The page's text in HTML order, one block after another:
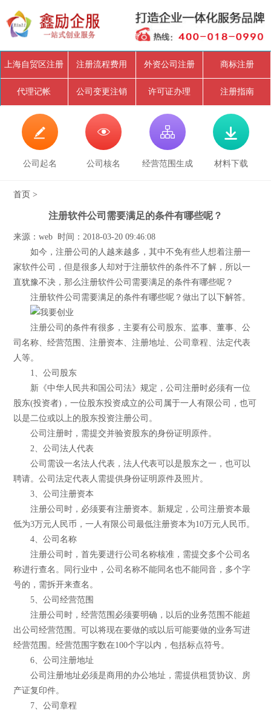
上海自贸区注册 注册流程费用 外资公司注册 商标注册
代理记帐 公司变更注销 许可证办理 注册指南

公司起名

公司核名

经营范围生成

材料下载
首页 >
注册软件公司需要满足的条件有哪些呢？
来源：web 时间：2018-03-20 09:46:08
如今，注册公司的人越来越多，其中不免有些人想着注册一
家软件公司，但是很多人却对于注册软件的条件不了解，所以一
直犹豫不决，那么注册软件公司需要满足的条件有哪些呢？
注册软件公司需要满足的条件有哪些呢？做出了以下解答。
注册公司的条件有很多，主要有公司股东、监事、董事、公
司名称、经营范围、注册资本、注册地址、公司章程、法定代表
人等。
1、公司股东
新《中华人民共和国公司法》规定，公司注册时必须有一位
股东(投资者)，一位股东投资成立的公司属于一人有限公司，也可
以是二位或以上的股东投资注册公司。
公司注册时，需提交并验资股东的身份证明原件。
2、公司法人代表
公司需设一名法人代表，法人代表可以是股东之一，也可以
聘请。公司法定代表人需提供身份证明原件及照片。
3、公司注册资本
注册公司时，必须要有注册资本。新规定，公司注册资本最
低为3万元人民币，一人有限公司最低注册资本为10万元人民币。
4、公司名称
注册公司时，首先要进行公司名称核准，需提交多个公司名
称进行查名。同行业中，公司名称不能同名也不能同音，多个字
号的，需拆开来查名。
5、公司经营范围
注册公司时，经营范围必须要明确，以后的业务范围不能超
出公司经营范围。可以将现在要做的或以后可能要做的业务写进
经营范围。经营范围字数在100个字以内，包括标点符号。
6、公司注册地址
公司注册地址必须是商用的办公地址，需提供租赁协议、房
产证复印件。
7、公司章程